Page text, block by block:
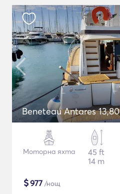
Beneteau Antares 13,80
Моторна яхта
45 ft
14 m
$977 /нощ